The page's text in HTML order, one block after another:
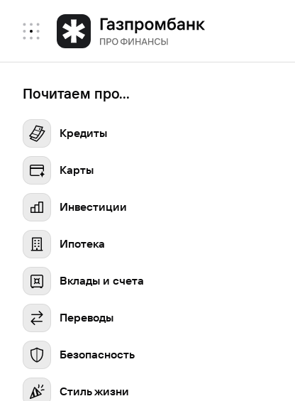
Почитаем про...
Кредиты
Карты
Инвестиции
Ипотека
Вклады и счета
Переводы
Безопасность
Стиль жизни